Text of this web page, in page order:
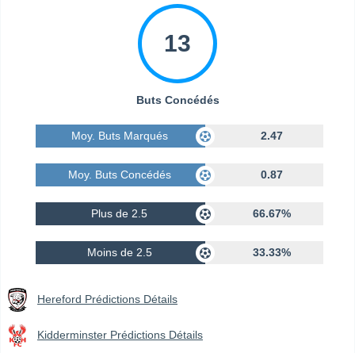
13
Buts Concédés
Moy. Buts Marqués 2.47
Moy. Buts Concédés 0.87
Plus de 2.5 66.67%
Moins de 2.5 33.33%
Hereford Prédictions Détails
Kidderminster Prédictions Détails